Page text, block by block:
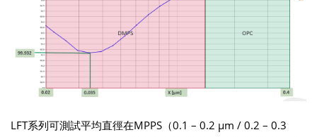
LFT系列可測試平均直徑在MPPS（0.1 – 0.2 µm / 0.2 – 0.3